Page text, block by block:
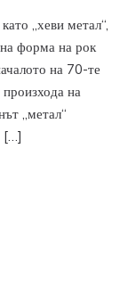
„хеви метал“,
форма на рок
на 70-те
на
„метал“
[…]